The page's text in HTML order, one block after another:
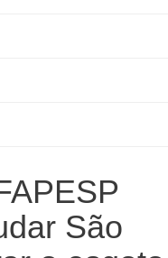
São